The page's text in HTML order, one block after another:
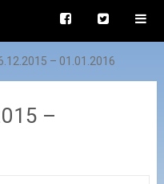
– 01.01.2016
–